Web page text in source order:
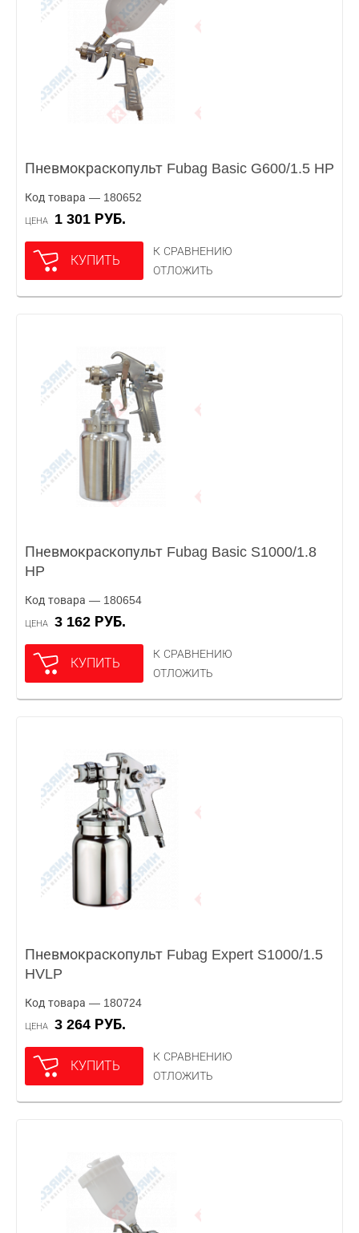
Пневмокраскопульт Fubag Basic G600/1.5 HP
Код товара — 180652
ЦЕНА 1 301 РУБ.
КУПИТЬ
К СРАВНЕНИЮ
ОТЛОЖИТЬ
Пневмокраскопульт Fubag Basic S1000/1.8
HP
Код товара — 180654
ЦЕНА 3 162 РУБ.
КУПИТЬ
К СРАВНЕНИЮ
ОТЛОЖИТЬ
Пневмокраскопульт Fubag Expert S1000/1.5
HVLP
Код товара — 180724
ЦЕНА 3 264 РУБ.
КУПИТЬ
К СРАВНЕНИЮ
ОТЛОЖИТЬ